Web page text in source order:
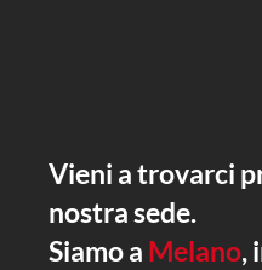
Vieni a trovarci
nostra sede.
Siamo a Melano,